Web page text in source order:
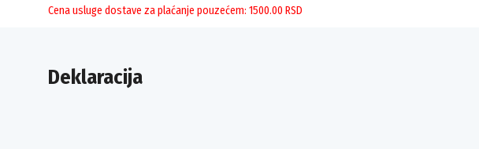
Cena usluge dostave za plaćanje pouzećem: 1500.00 RSD
Deklaracija